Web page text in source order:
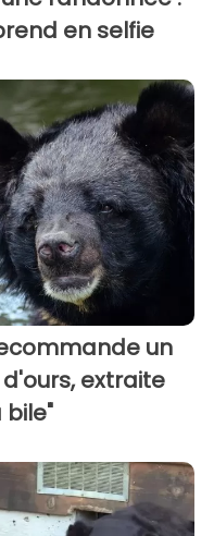
en selfie
un
extraite
bile"